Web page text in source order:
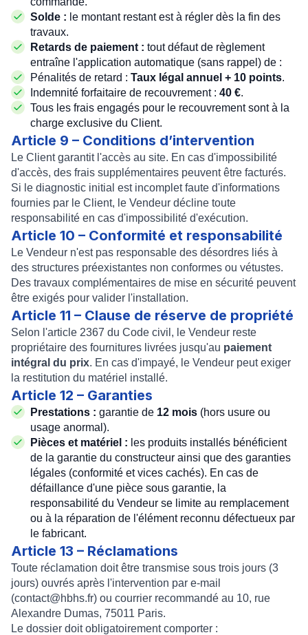
Solde : le montant restant est à régler dès la fin des
travaux.
Retards de paiement : tout défaut de règlement
entraîne l'application automatique (sans rappel) de :
Pénalités de retard : Taux légal annuel + 10 points.
Indemnité forfaitaire de recouvrement : 40 €.
Tous les frais engagés pour le recouvrement sont à la
charge exclusive du Client.
Article 9 – Conditions d’intervention
Le Client garantit l'accès au site. En cas d'impossibilité
d'accès, des frais supplémentaires peuvent être facturés.
Si le diagnostic initial est incomplet faute d'informations
fournies par le Client, le Vendeur décline toute
responsabilité en cas d'impossibilité d'exécution.
Article 10 – Conformité et responsabilité
Le Vendeur n'est pas responsable des désordres liés à
des structures préexistantes non conformes ou vétustes.
Des travaux complémentaires de mise en sécurité peuvent
être exigés pour valider l'installation.
Article 11 – Clause de réserve de propriété
Selon l'article 2367 du Code civil, le Vendeur reste
propriétaire des fournitures livrées jusqu'au paiement
intégral du prix. En cas d'impayé, le Vendeur peut exiger
la restitution du matériel installé.
Article 12 – Garanties
Prestations : garantie de 12 mois (hors usure ou
usage anormal).
Pièces et matériel : les produits installés bénéficient
de la garantie du constructeur ainsi que des garanties
légales (conformité et vices cachés). En cas de
défaillance d'une pièce sous garantie, la
responsabilité du Vendeur se limite au remplacement
ou à la réparation de l'élément reconnu défectueux par
le fabricant.
Article 13 – Réclamations
Toute réclamation doit être transmise sous trois jours (3
jours) ouvrés après l'intervention par e-mail
(contact@hbhs.fr) ou courrier recommandé au 10, rue
Alexandre Dumas, 75011 Paris.
Le dossier doit obligatoirement comporter :